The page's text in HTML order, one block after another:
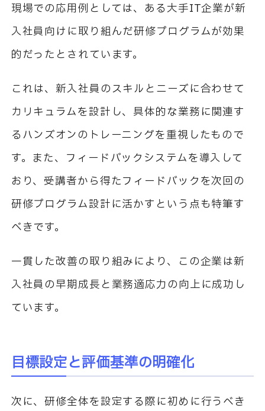
現場での応用例としては、ある大手IT企業が新
入社員向けに取り組んだ研修プログラムが効果
的だったとされています。
これは、新入社員のスキルとニーズに合わせて
カリキュラムを設計し、具体的な業務に関連す
るハンズオンのトレーニングを重視したもので
す。また、フィードバックシステムを導入して
おり、受講者から得たフィードバックを次回の
研修プログラム設計に活かすという点も特筆す
べきです。
一貫した改善の取り組みにより、この企業は新
入社員の早期成長と業務適応力の向上に成功し
ています。
目標設定と評価基準の明確化
次に、研修全体を設定する際に初めに行うべき